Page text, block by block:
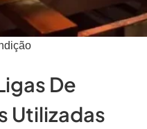
De
Utilizadas